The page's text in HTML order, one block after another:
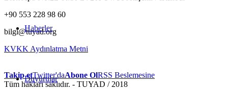
Haberler
Duyurular
+90 553 228 98 60
bilgi@tuyad.org
KVKK Aydınlatma Metni
Takip etTwitter'daAbone OlRSS Beslemesine
Tüm hakları saklıdır. - TUYAD / 2018